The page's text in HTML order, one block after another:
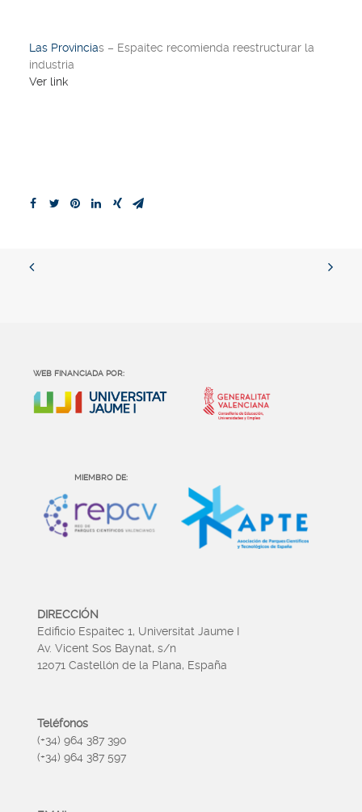
Las Provincias – Espaitec recomienda reestructurar la
industria
Ver link
WEB FINANCIADA POR:
MIEMBRO DE:
DIRECCIÓN
Edificio Espaitec 1, Universitat Jaume I
Av. Vicent Sos Baynat, s/n
12071 Castellón de la Plana, España
Teléfonos
(+34) 964 387 390
(+34) 964 387 597